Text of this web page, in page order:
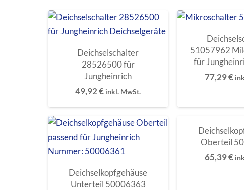
Deichselschalter
28526500 für
Jungheinrich
49,92€ inkl. MwSt.
51057962
für
77,29€
Deichselkopfgehäuse
Unterteil 50006363
Oberteil
65,39€